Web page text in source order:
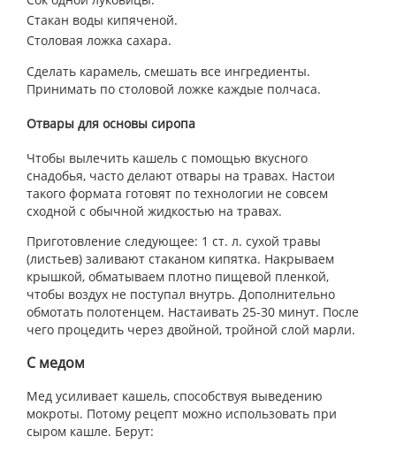
Стакан воды кипяченой.
Столовая ложка сахара.
Сделать карамель, смешать все ингредиенты.
Принимать по столовой ложке каждые полчаса.
Отвары для основы сиропа
Чтобы вылечить кашель с помощью вкусного
снадобья, часто делают отвары на травах. Настои
такого формата готовят по технологии не совсем
сходной с обычной жидкостью на травах.
Приготовление следующее: 1 ст. л. сухой травы
(листьев) заливают стаканом кипятка. Накрываем
крышкой, обматываем плотно пищевой пленкой,
чтобы воздух не поступал внутрь. Дополнительно
обмотать полотенцем. Настаивать 25-30 минут. После
чего процедить через двойной, тройной слой марли.
С медом
Мед усиливает кашель, способствуя выведению
мокроты. Потому рецепт можно использовать при
сыром кашле. Берут: